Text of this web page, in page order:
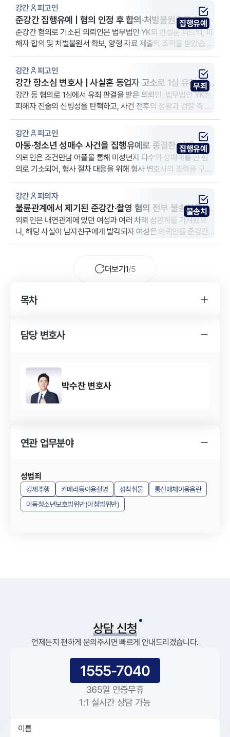
강간 피고인
준강간 집행유예 | 혐의 인정 후 합의·처벌불원으로 실형
방어
준강간 혐의로 기소된 의뢰인은 법무법인 YK의 반성문 피드백, 피
해자 합의 및 처벌불원서 확보, 양형 자료 제출의 조력을 받았습니
다. 이에 실형의 위기에서 벗어나 집행유예를 선고받을 수 있었습
니다.
집행유예
강간 피고인
강간 항소심 변호사 | 사실혼 동업자 고소로 1심 유죄 후
무죄 판결
강간 등 혐의로 1심에서 유죄 판결을 받은 의뢰인. 법무법인 YK는
피해자 진술의 신빙성을 탄핵하고, 사건 전후의 정황과 검찰 측 증
거 부족을 집중적으로 다투었습니다. 그 결과 항소심에서 원심판
결 파기 및 최종 무죄를 끌어냈습니다.
무죄
강간 피고인
아동·청소년 성매수 사건을 집행유예로 종결한 사례
의뢰인은 조건만남 어플을 통해 미성년자 다수와 성매매를 한 혐
의로 기소되어, 형사 절차 대응을 위해 형사 변호사의 조력을 구했
습니다. 법무법인 YK 강남 주사무소는 피고인 신분의 의뢰인을 대
리했습니다.
집행유예
강간 피의자
불륜관계에서 제기된 준강간·촬영 혐의 전부 불송치를 받
아낸 사례
의뢰인은 내연관계에 있던 여성과 여러 차례 성관계를 가져왔으
나, 해당 사실이 남자친구에게 발각되자 여성은 의뢰인을 준강간/
유사강간/카메라등이용촬영 혐의로 고소하였습니다. 성범죄 사건
술이 일관될 경우 수사가 피의자에게 불리하게 전개될 가능성이
있는 상황이었습니다. 특히 본 사안은 불륜관계에서 비롯된 사건
가 진행되었고, 이에 대응하기 위해 의뢰인은 법무법인 YK 강남 주
불송치
더보기1/5
목차
YK 강간 사건 변호사의 조력 내용
담당 변호사
박수찬 변호사
연관 업무분야
성범죄
강제추행 카메라등이용촬영 성착취물
통신매체이용음란
아동청소년보호법위반(아청법위반)
상담 신청
언제든지 편하게 문의주시면 빠르게 안내드리겠습니다.
1555-7040
365일 연중무휴
1:1 실시간 상담 가능
이름